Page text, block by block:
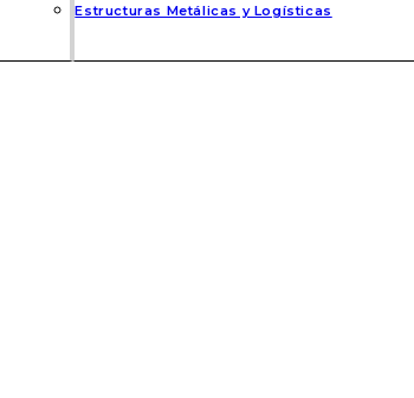
Estructuras Metálicas y Logísticas